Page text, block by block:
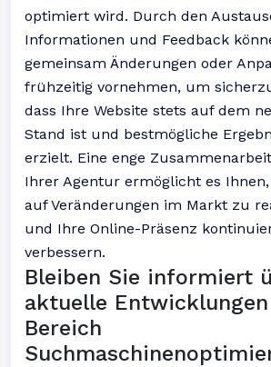
optimiert wird. Durch den
Informationen und Feedback
gemeinsam Änderungen oder
frühzeitig vornehmen, um
dass Ihre Website stets auf dem
Stand ist und bestmögliche
erzielt. Eine enge
Ihrer Agentur ermöglicht es
auf Veränderungen im Markt zu
und Ihre Online-Präsenz
verbessern.
Bleiben Sie informiert
aktuelle
Bereich